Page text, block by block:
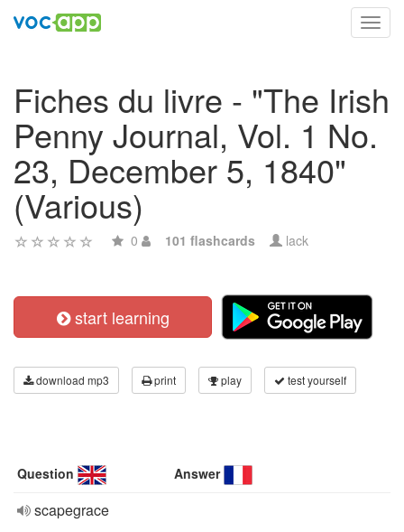
Fiches du livre - "The Irish
Penny Journal, Vol. 1 No.
23, December 5, 1840"
(Various)
0 101 flashcards lack
start learning
download mp3 print play test yourself
Question Answer
scapegrace